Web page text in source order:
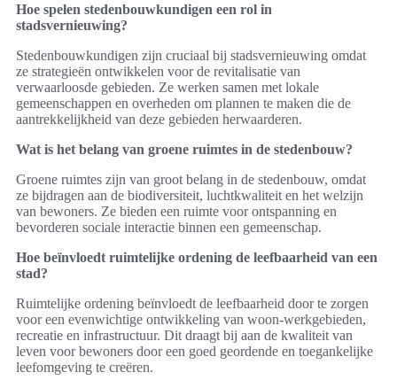
Hoe spelen stedenbouwkundigen een rol in
stadsvernieuwing?
Stedenbouwkundigen zijn cruciaal bij stadsvernieuwing omdat
ze strategieën ontwikkelen voor de revitalisatie van
verwaarloosde gebieden. Ze werken samen met lokale
gemeenschappen en overheden om plannen te maken die de
aantrekkelijkheid van deze gebieden herwaarderen.
Wat is het belang van groene ruimtes in de stedenbouw?
Groene ruimtes zijn van groot belang in de stedenbouw, omdat
ze bijdragen aan de biodiversiteit, luchtkwaliteit en het welzijn
van bewoners. Ze bieden een ruimte voor ontspanning en
bevorderen sociale interactie binnen een gemeenschap.
Hoe beïnvloedt ruimtelijke ordening de leefbaarheid van een
stad?
Ruimtelijke ordening beïnvloedt de leefbaarheid door te zorgen
voor een evenwichtige ontwikkeling van woon-werkgebieden,
recreatie en infrastructuur. Dit draagt bij aan de kwaliteit van
leven voor bewoners door een goed geordende en toegankelijke
leefomgeving te creëren.